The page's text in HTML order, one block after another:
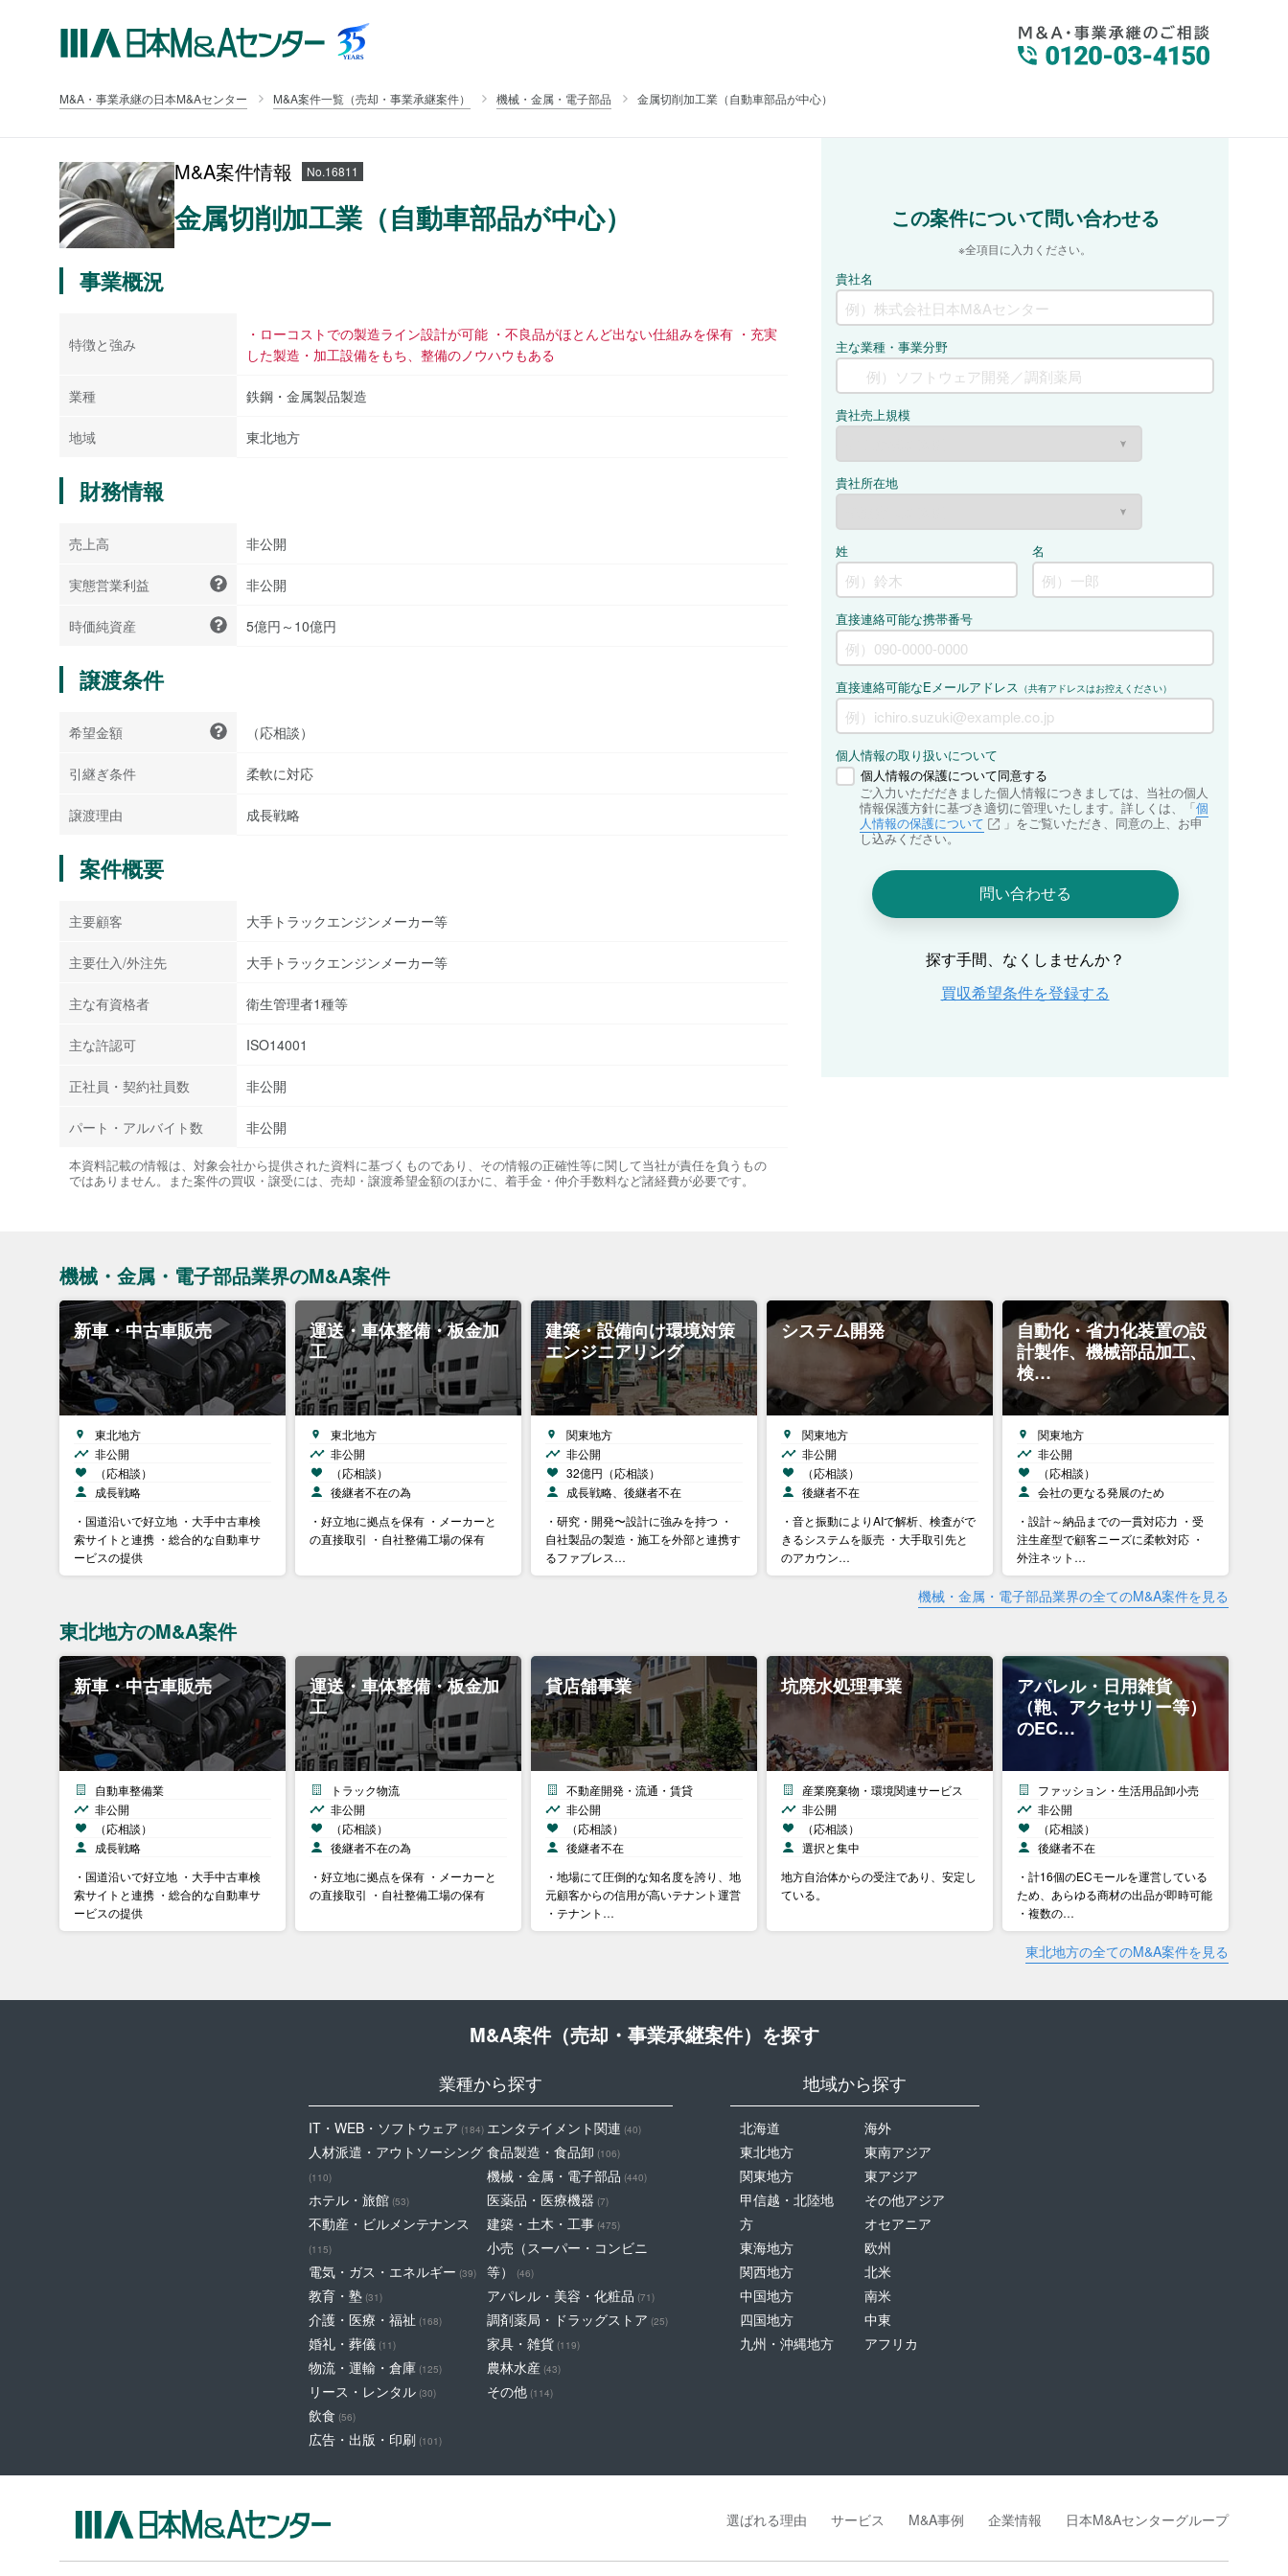
M&A・事業承継の日本M&Aセンター M&A案件一覧（売却・事業承継案件） 機械・金属・電子部品 金属切削加工業（自動車部品が中心）
M&A案件情報 No.16811
金属切削加工業（自動車部品が中心）
事業概況
特徴と強み
・ローコストでの製造ライン設計が可能 ・不良品がほとんど出ない仕組みを保有 ・充実
した製造・加工設備をもち、整備のノウハウもある
業種 鉄鋼・金属製品製造
地域 東北地方
財務情報
売上高 非公開
実態営業利益 非公開
時価純資産 5億円～10億円
譲渡条件
希望金額 （応相談）
引継ぎ条件 柔軟に対応
譲渡理由 成長戦略
案件概要
主要顧客 大手トラックエンジンメーカー等
主要仕入/外注先 大手トラックエンジンメーカー等
主な有資格者 衛生管理者1種等
主な許認可 ISO14001
正社員・契約社員数 非公開
パート・アルバイト数 非公開
本資料記載の情報は、対象会社から提供された資料に基づくものであり、その情報の正確性等に関して当社が責任を負うもの
ではありません。また案件の買収・譲受には、売却・譲渡希望金額のほかに、着手金・仲介手数料など諸経費が必要です。
機械・金属・電子部品業界のM&A案件
新車・中古車販売
東北地方
非公開
（応相談）
成長戦略
・国道沿いで好立地 ・大手中古車検
索サイトと連携 ・総合的な自動車サ
ービスの提供
運送・車体整備・板金加
工
東北地方
非公開
（応相談）
後継者不在の為
・好立地に拠点を保有 ・メーカーと
の直接取引 ・自社整備工場の保有
建築・設備向け環境対策
エンジニアリング
関東地方
非公開
32億円（応相談）
成長戦略、後継者不在
・研究・開発〜設計に強みを持つ ・
自社製品の製造・施工を外部と連携す
るファブレス…
システム開発
関東地方
非公開
（応相談）
後継者不在
・音と振動によりAIで解析、検査がで
きるシステムを販売 ・大手取引先と
のアカウン…
自動化・省力化装置の設
計製作、機械部品加工、
検…
関東地方
非公開
（応相談）
会社の更なる発展のため
・設計～納品までの一貫対応力 ・受
注生産型で顧客ニーズに柔軟対応 ・
外注ネット…
機械・金属・電子部品業界の全てのM&A案件を見る
東北地方のM&A案件
新車・中古車販売
自動車整備業
非公開
（応相談）
成長戦略
・国道沿いで好立地 ・大手中古車検
索サイトと連携 ・総合的な自動車サ
ービスの提供
運送・車体整備・板金加
工
トラック物流
非公開
（応相談）
後継者不在の為
・好立地に拠点を保有 ・メーカーと
の直接取引 ・自社整備工場の保有
貸店舗事業
不動産開発・流通・賃貸
非公開
（応相談）
後継者不在
・地場にて圧倒的な知名度を誇り、地
元顧客からの信用が高いテナント運営
・テナント…
坑廃水処理事業
産業廃棄物・環境関連サービス
非公開
（応相談）
選択と集中
地方自治体からの受注であり、安定し
ている。
アパレル・日用雑貨
（鞄、アクセサリー等）
のEC…
ファッション・生活用品卸小売
非公開
（応相談）
後継者不在
・計16個のECモールを運営している
ため、あらゆる商材の出品が即時可能
・複数の…
東北地方の全てのM&A案件を見る
M&A案件（売却・事業承継案件）を探す
業種から探す
IT・WEB・ソフトウェア (184)
人材派遣・アウトソーシング
(110)
ホテル・旅館 (53)
不動産・ビルメンテナンス
(115)
電気・ガス・エネルギー (39)
教育・塾 (31)
介護・医療・福祉 (168)
婚礼・葬儀 (11)
物流・運輸・倉庫 (125)
リース・レンタル (30)
飲食 (56)
広告・出版・印刷 (101)
エンタテイメント関連 (40)
食品製造・食品卸 (106)
機械・金属・電子部品 (440)
医薬品・医療機器 (7)
建築・土木・工事 (475)
小売（スーパー・コンビニ
等）
(46)
アパレル・美容・化粧品 (71)
調剤薬局・ドラッグストア (25)
家具・雑貨 (119)
農林水産 (43)
その他 (114)
地域から探す
北海道
東北地方
関東地方
甲信越・北陸地
方
東海地方
関西地方
中国地方
四国地方
九州・沖縄地方
海外
東南アジア
東アジア
その他アジア
オセアニア
欧州
北米
南米
中東
アフリカ
選ばれる理由 サービス M&A事例 企業情報 日本M&Aセンターグループ